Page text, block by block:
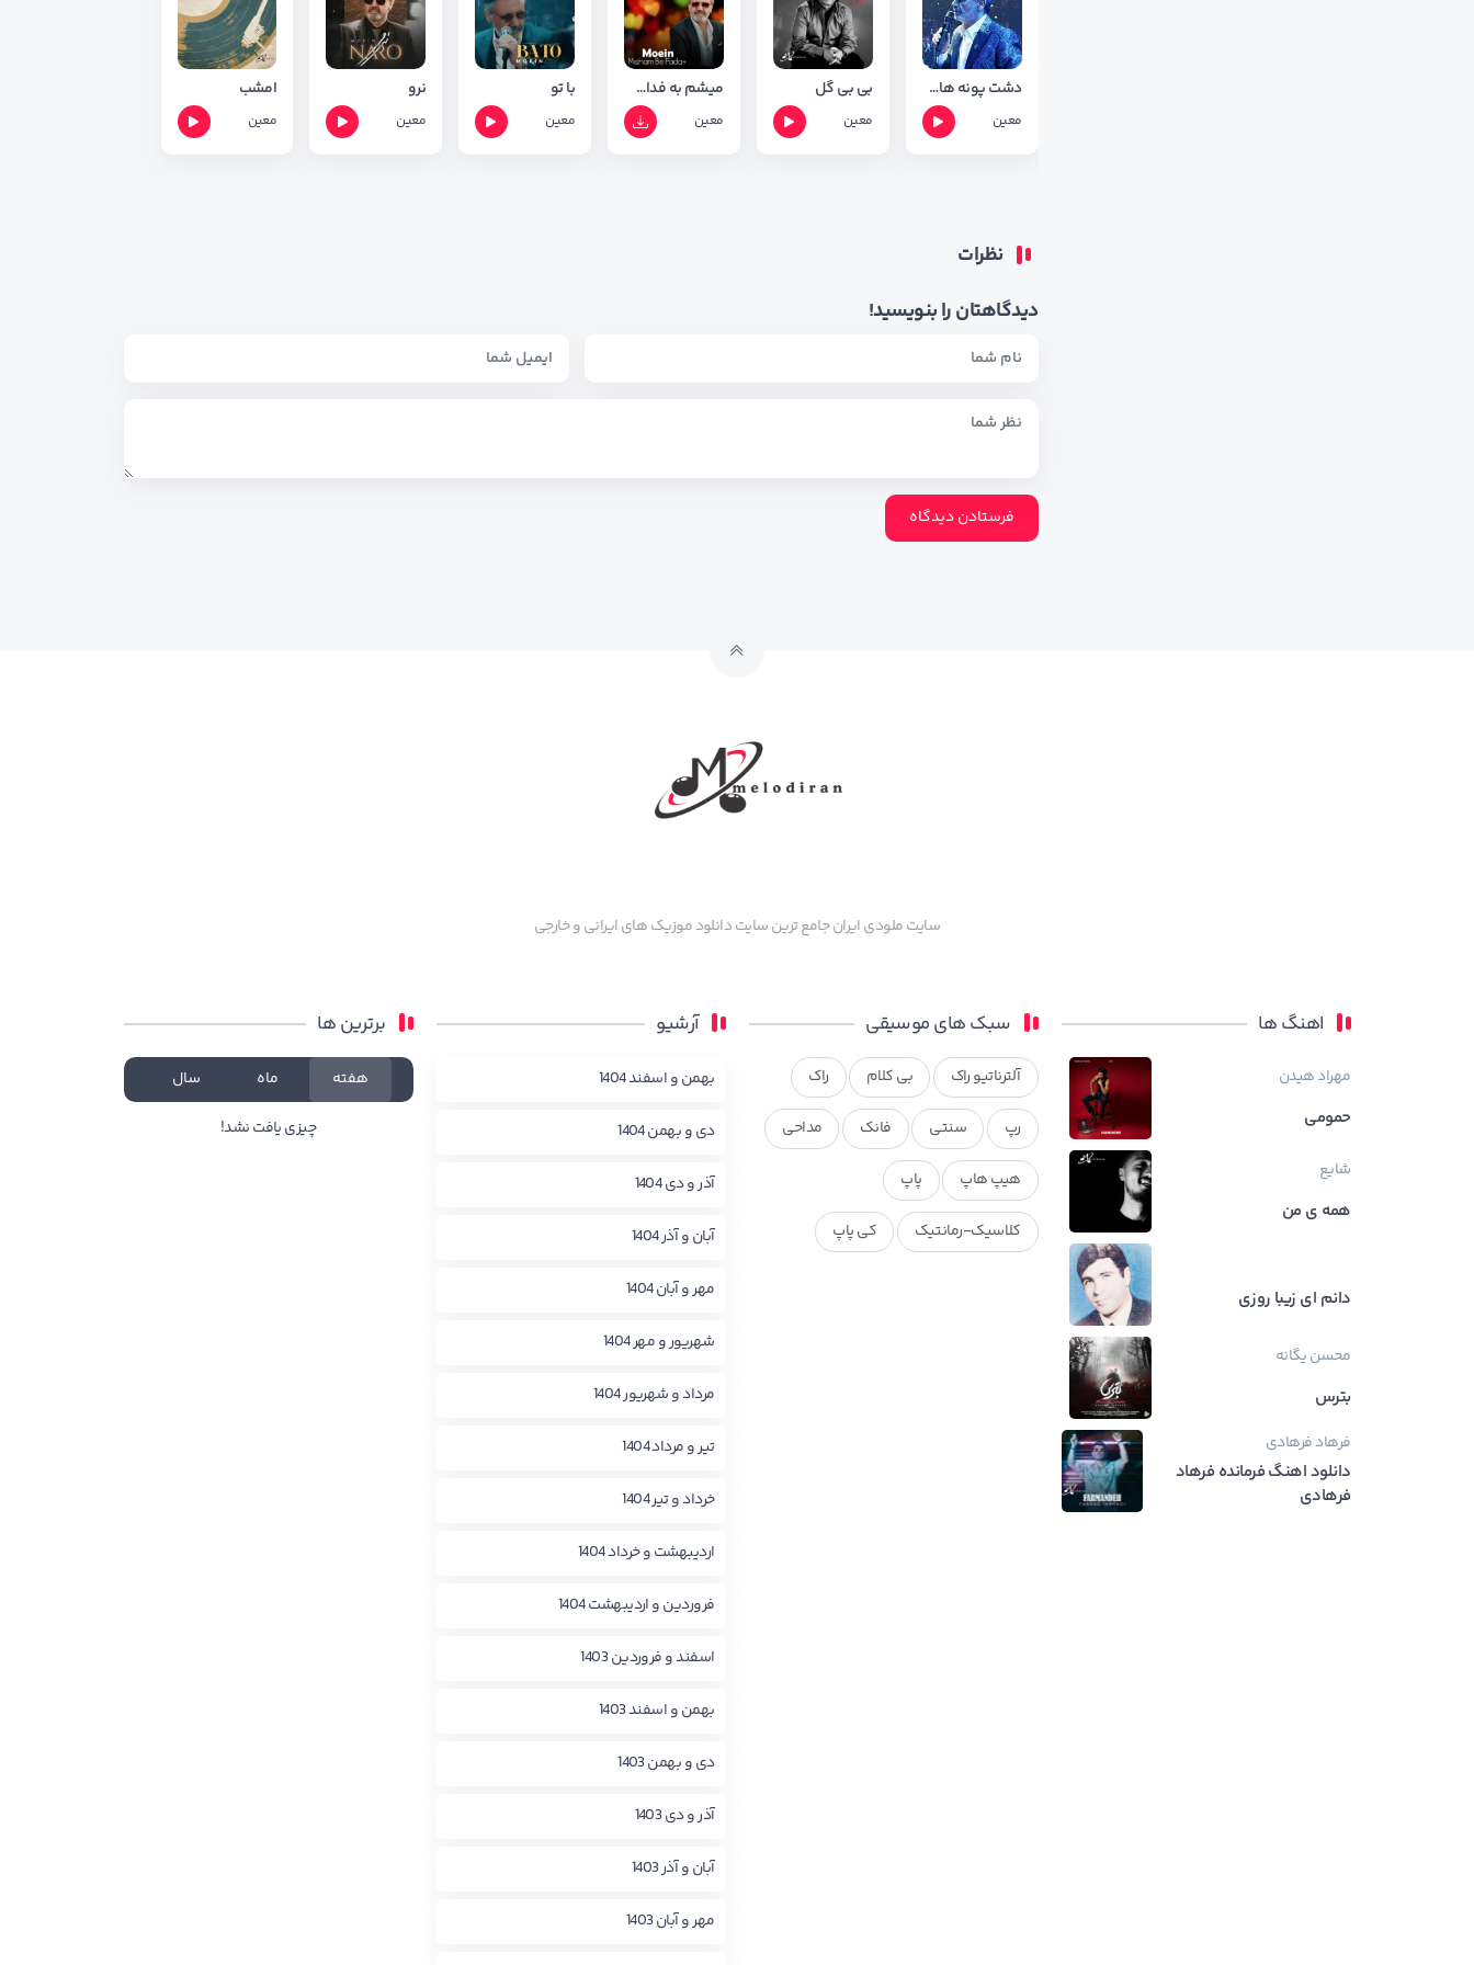
دشت پونه های وحشی
معین
بی بی گل
معین
میشم به فدات خودم یک نفری
معین
با تو
معین
نرو
معین
امشب
معین
نظرات
دیدگاهتان را بنویسید!
سایت ملودی ایران جامع ترین سایت دانلود موزیک های ایرانی و خارجی
اهنگ ها
مهراد هیدن
حمومی
شایع
همه ی من
دانم ای زیبا روزی
محسن یگانه
بترس
فرهاد فرهادی
دانلود اهنگ فرمانده فرهاد
فرهادی
سبک های موسیقی
آلترناتیو راک بی کلام راک
رپ سنتی فانک مداحی
هیپ هاپ پاپ
کلاسیک-رمانتیک کی پاپ
آرشیو
بهمن و اسفند 1404
دی و بهمن 1404
آذر و دی 1404
آبان و آذر 1404
مهر و آبان 1404
شهریور و مهر 1404
مرداد و شهریور 1404
تیر و مرداد 1404
خرداد و تیر 1404
اردیبهشت و خرداد 1404
فروردین و اردیبهشت 1404
اسفند و فروردین 1403
بهمن و اسفند 1403
دی و بهمن 1403
آذر و دی 1403
آبان و آذر 1403
مهر و آبان 1403
برترین ها
هفته ماه سال
چیزی یافت نشد!